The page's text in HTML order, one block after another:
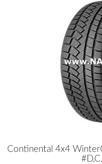
Continental 4x4